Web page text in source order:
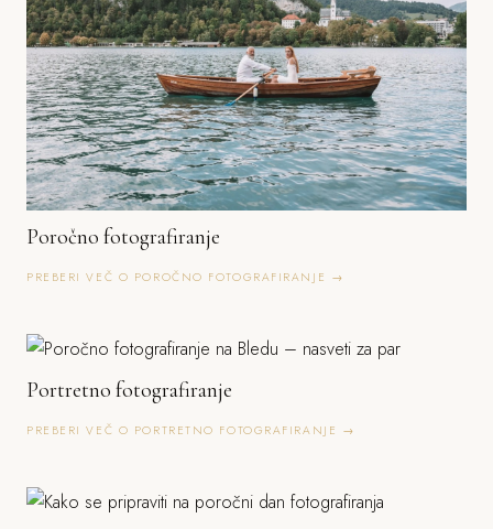
Poročno fotografiranje
PREBERI VEČ O POROČNO FOTOGRAFIRANJE →
Portretno fotografiranje
PREBERI VEČ O PORTRETNO FOTOGRAFIRANJE →